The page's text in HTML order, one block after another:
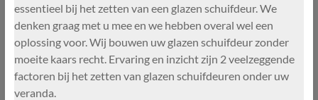
essentieel bij het zetten van een glazen schuifdeur. We
denken graag met u mee en we hebben overal wel een
oplossing voor. Wij bouwen uw glazen schuifdeur zonder
moeite kaars recht. Ervaring en inzicht zijn 2 veelzeggende
factoren bij het zetten van glazen schuifdeuren onder uw
veranda.